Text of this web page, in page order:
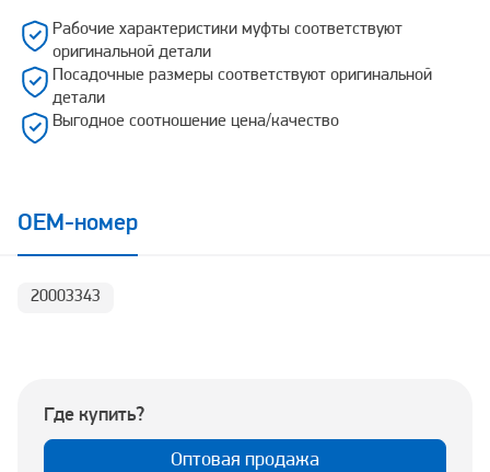
Рабочие характеристики муфты соответствуют
оригинальной детали
Посадочные размеры соответствуют оригинальной
детали
Выгодное соотношение цена/качество
OEM-номер
20003343
Где купить?
Оптовая продажа